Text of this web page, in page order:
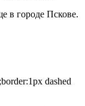
в городе Пскове.
dashed